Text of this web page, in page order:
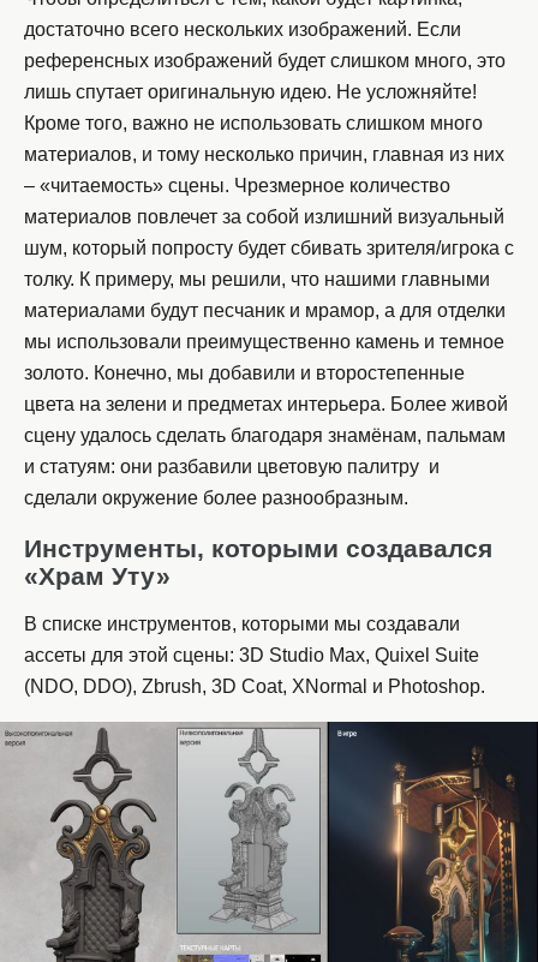
достаточно всего нескольких изображений. Если
референсных изображений будет слишком много, это
лишь спутает оригинальную идею. Не усложняйте!
Кроме того, важно не использовать слишком много
материалов, и тому несколько причин, главная из них
– «читаемость» сцены. Чрезмерное количество
материалов повлечет за собой излишний визуальный
шум, который попросту будет сбивать зрителя/игрока с
толку. К примеру, мы решили, что нашими главными
материалами будут песчаник и мрамор, а для отделки
мы использовали преимущественно камень и темное
золото. Конечно, мы добавили и второстепенные
цвета на зелени и предметах интерьера. Более живой
сцену удалось сделать благодаря знамёнам, пальмам
и статуям: они разбавили цветовую палитру и
сделали окружение более разнообразным.
Инструменты, которыми создавался
«Храм Уту»
В списке инструментов, которыми мы создавали
ассеты для этой сцены: 3D Studio Max, Quixel Suite
(NDO, DDO), Zbrush, 3D Coat, XNormal и Photoshop.